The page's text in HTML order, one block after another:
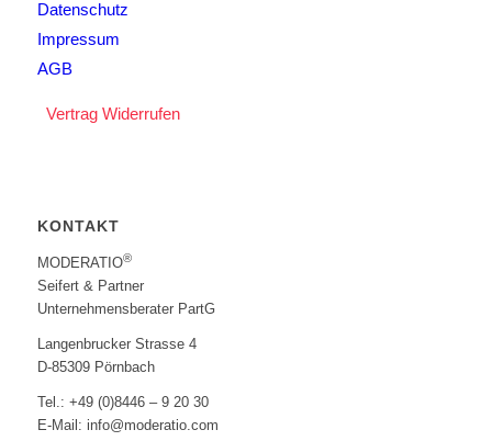
Datenschutz
Impressum
AGB
Vertrag Widerrufen
KONTAKT
MODERATIO®
Seifert & Partner
Unternehmensberater PartG
Langenbrucker Strasse 4
D-85309 Pörnbach
Tel.: +49 (0)8446 – 9 20 30
E-Mail: info@moderatio.com